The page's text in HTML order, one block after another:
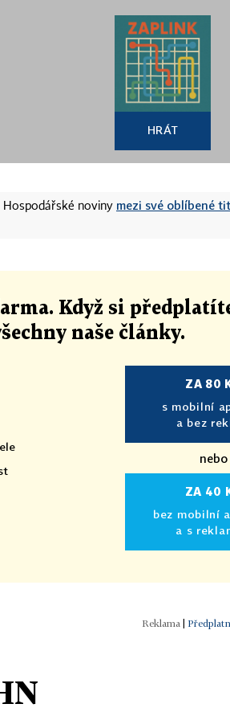
HRÁT
Hospodářské noviny mezi své oblíbené
Když si
naše články.
ZA 80
s mobilní
a bez
nebo
ZA 40
bez mobilní
a s
|